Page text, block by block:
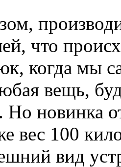
что
когда мы
вещь,
новинка
вес 100
вид